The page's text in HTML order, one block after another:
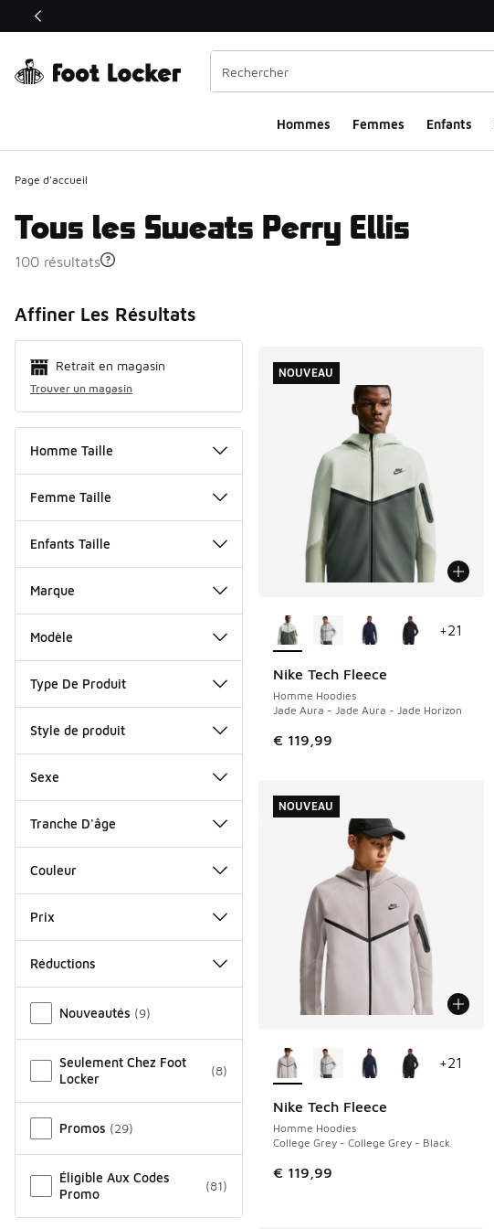
Ce lien ouvrira une nouvelle fenêtre
Hommes​ Femmes Enfants
Page d'accueil
Tous les Sweats Perry Ellis
100 résultats
Affiner Les Résultats
Retrait en magasin
Trouver un magasin
Homme Taille
Femme Taille
Enfants Taille
Marque
Modèle
Type De Produit
Style de produit
Sexe
Tranche D'âge
Couleur
Prix
Réductions
Nouveautés (9)
Seulement Chez Foot
Locker
(8)
Promos (29)
Éligible Aux Codes
Promo
(81)
Nike Tech Fleece
Homme Hoodies
Jade Aura - Jade Aura - Jade Horizon
€ 119,99
NOUVEAU
+21
NOUVEAU
Nike Tech Fleece
Homme Hoodies
College Grey - College Grey - Black
€ 119,99
NOUVEAU
+21
NOUVEAU